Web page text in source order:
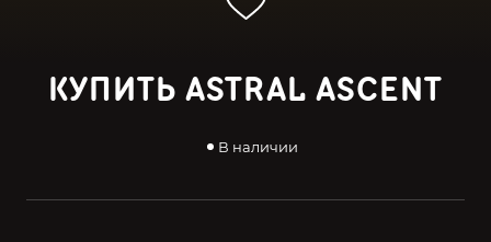
КУПИТЬ ASTRAL ASCENT
В наличии